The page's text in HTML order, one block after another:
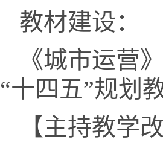
教材建设：
《城市运营
“十四五”规划
【主持教学